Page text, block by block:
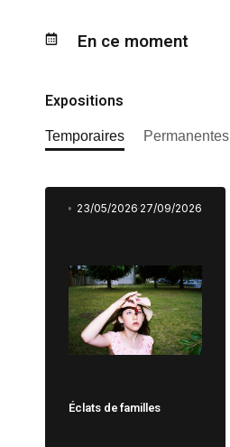
En ce moment
Expositions
Temporaires Permanentes
23/05/2026 27/09/2026
Éclats de familles